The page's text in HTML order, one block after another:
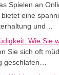
Spielen an
eine
und…
Wie Sie
Sie sich oft
geschlafen…